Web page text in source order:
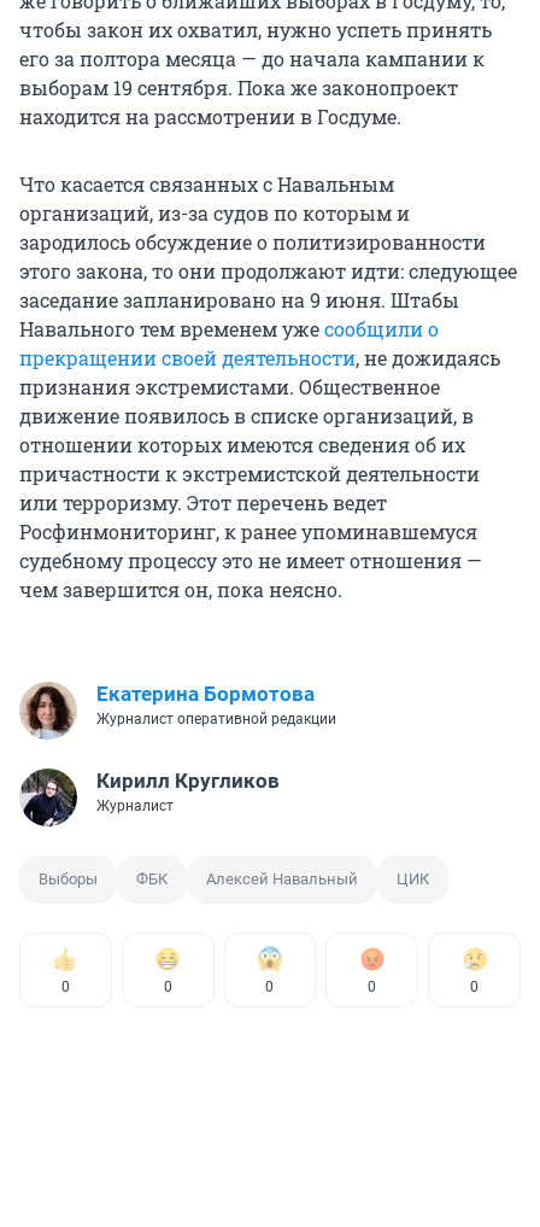
чтобы закон их охватил, нужно успеть принять
его за полтора месяца — до начала кампании к
выборам 19 сентября. Пока же законопроект
находится на рассмотрении в Госдуме.
Что касается связанных с Навальным
организаций, из-за судов по которым и
зародилось обсуждение о политизированности
этого закона, то они продолжают идти: следующее
заседание запланировано на 9 июня. Штабы
Навального тем временем ужесообщили о
прекращении своей деятельности, не дожидаясь
признания экстремистами. Общественное
движение появилось в списке организаций, в
отношении которых имеются сведения об их
причастности к экстремистской деятельности
или терроризму. Этот перечень ведет
Росфинмониторинг, к ранее упоминавшемуся
судебному процессу это не имеет отношения —
чем завершится он, пока неясно.
Екатерина Бормотова
Журналист оперативной редакции
Кирилл Кругликов
Журналист
Выборы ФБК Алексей Навальный ЦИК
0 0 0 0 0